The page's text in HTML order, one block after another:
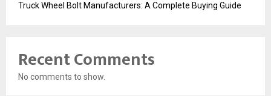
Truck Wheel Bolt Manufacturers: A Complete Buying Guide
Recent Comments
No comments to show.